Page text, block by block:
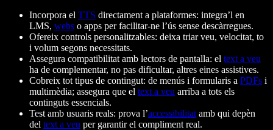
Incorpora el TTS directament a plataformes: integra’l en
LMS, webs o apps per facilitar-ne l’ús sense descàrregues.
Ofereix controls personalitzables: deixa triar veu, velocitat, to
i volum segons necessitats.
Assegura compatibilitat amb lectors de pantalla: el text a veu
ha de complementar, no pas dificultar, altres eines assistives.
Cobreix tot tipus de contingut: de menús i formularis a PDFs i
multimèdia; assegura que el text a veu arriba a tots els
continguts essencials.
Test amb usuaris reals: prova l’accessibilitat amb qui depèn
del text a veu per garantir el compliment real.